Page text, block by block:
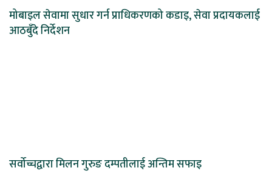
मोबाइल सेवामा सुधार गर्न प्राधिकरणको कडाइ, सेवा प्रदायकलाई
आठबुँदे निर्देशन
सर्वोच्चद्वारा मिलन गुरुङ दम्पतीलाई अन्तिम सफाइ